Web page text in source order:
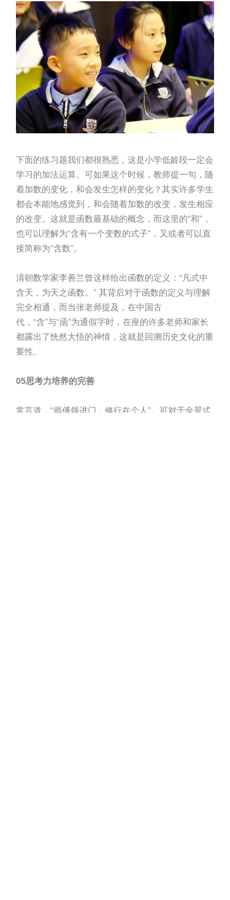
下面的练习题我们都很熟悉，这是小学低龄段一定会
学习的加法运算。可如果这个时候，教师提一句，随
着加数的变化，和会发生怎样的变化？其实许多学生
都会本能地感觉到，和会随着加数的改变，发生相应
的改变。这就是函数最基础的概念，而这里的“和”，
也可以理解为“含有一个变数的式子”，又或者可以直
接简称为“含数”。
清朝数学家李善兰曾这样给出函数的定义：“凡式中
含天，为天之函数。” 其背后对于函数的定义与理解
完全相通，而当张老师提及，在中国古
代，“含”与“函”为通假字时，在座的许多老师和家长
都露出了恍然大悟的神情，这就是回溯历史文化的重
要性。
05思考力培养的完善
常言道，“师傅领进门，修行在个人”。可对于全景式